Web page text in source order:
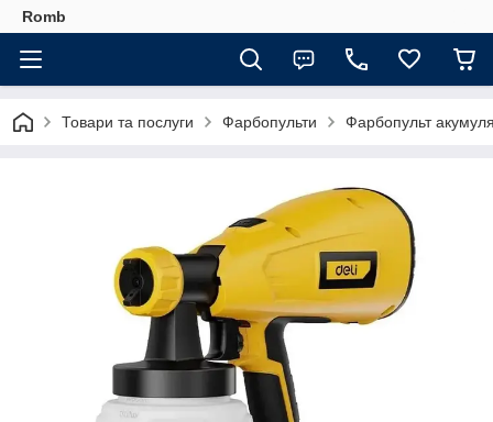
Romb
Товари та послуги Фарбопульти Фарбопульт